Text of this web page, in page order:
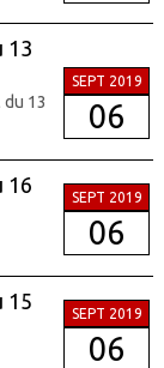
13
13
SEPT 2019
06
16
SEPT 2019
06
15
SEPT 2019
06